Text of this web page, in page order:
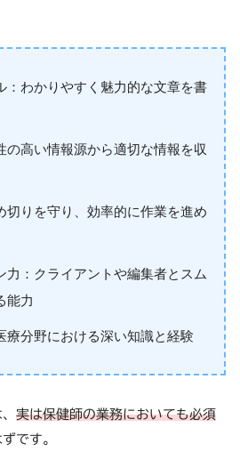
：わかりやすく魅力的な文章を書
の高い情報源から適切な情報を収
切りを守り、効率的に作業を進め
力：クライアントや編集者とスム
能力
療分野における深い知識と経験
実は保健師の業務においても必須
です。